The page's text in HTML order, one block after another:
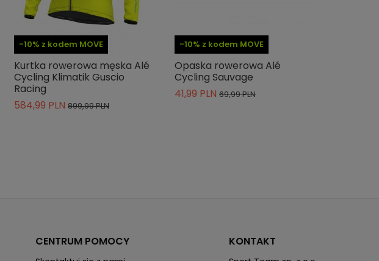
-10% z kodem MOVE
Kurtka rowerowa męska Alé
Cycling Klimatik Guscio
Racing
584,99 PLN 899,99 PLN
-10% z kodem MOVE
Opaska rowerowa Alé
Cycling Sauvage
41,99 PLN 69,99 PLN
CENTRUM POMOCY KONTAKT